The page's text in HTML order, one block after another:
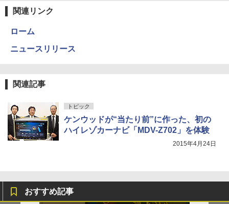
関連リンク
ローム
ニュースリリース
関連記事
トピック
ケンウッドが“当たり前”に作った、初の
ハイレゾカーナビ「MDV-Z702」を体験
2015年4月24日
おすすめ記事